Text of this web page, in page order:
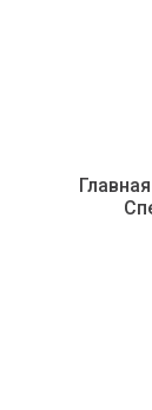
Главная